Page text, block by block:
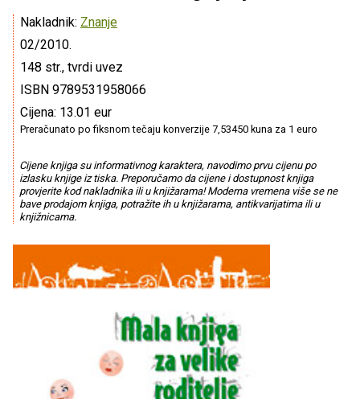
Nakladnik: Znanje
02/2010.
148 str., tvrdi uvez
ISBN 9789531958066
Cijena: 13.01 eur
Preračunato po fiksnom tečaju konverzije 7,53450 kuna za 1 euro
Cijene knjiga su informativnog karaktera, navodimo prvu cijenu po
izlasku knjige iz tiska. Preporučamo da cijene i dostupnost knjiga
provjerite kod nakladnika ili u knjižarama! Moderna vremena više se ne
bave prodajom knjiga, potražite ih u knjižarama, antikvarijatima ili u
knjižnicama.